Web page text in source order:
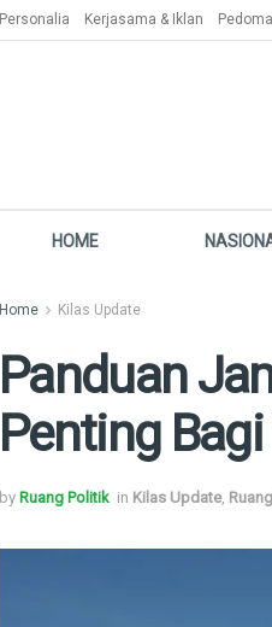
Personalia Kerjasama & Iklan
HOME
Home Kilas Update
Panduan
Penting
by Ruang Politik in Kilas Update,